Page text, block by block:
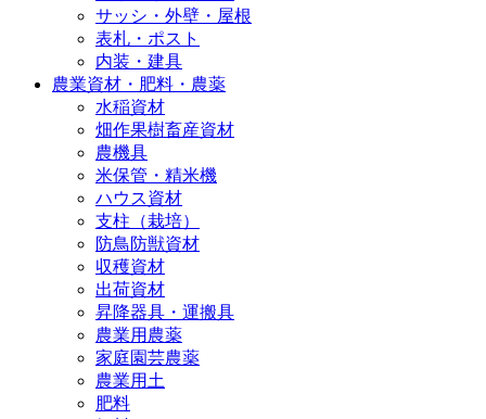
サッシ・外壁・屋根
表札・ポスト
内装・建具
農業資材・肥料・農薬
水稲資材
畑作果樹畜産資材
農機具
米保管・精米機
ハウス資材
支柱（栽培）
防鳥防獣資材
収穫資材
出荷資材
昇降器具・運搬具
農業用農薬
家庭園芸農薬
農業用土
肥料